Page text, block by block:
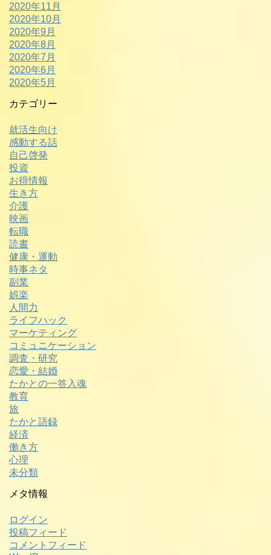
2020年11月
2020年10月
2020年9月
2020年8月
2020年7月
2020年6月
2020年5月
カテゴリー
就活生向け
感動する話
自己啓発
投資
お得情報
生き方
介護
映画
転職
読書
健康・運動
時事ネタ
副業
娯楽
人間力
ライフハック
マーケティング
コミュニケーション
調査・研究
恋愛・結婚
たかとの一答入魂
教育
旅
たかと語録
経済
働き方
心理
未分類
メタ情報
ログイン
投稿フィード
コメントフィード